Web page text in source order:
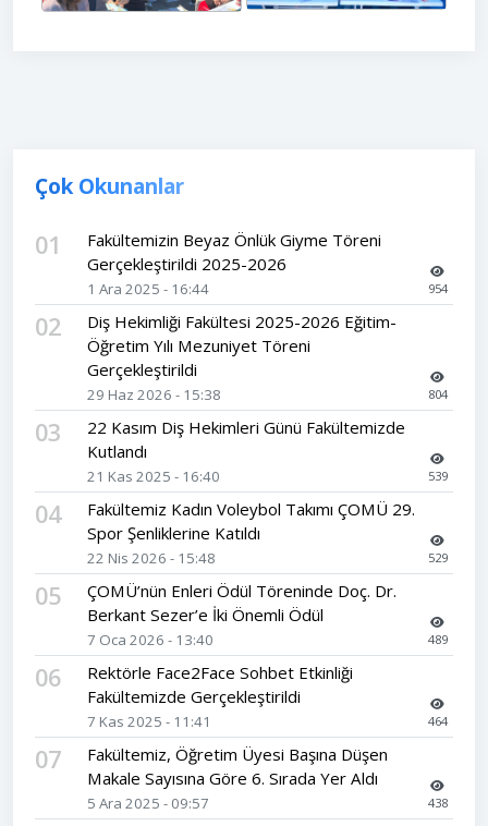
Çok Okunanlar
01
Fakültemizin Beyaz Önlük Giyme Töreni
Gerçekleştirildi 2025-2026
1 Ara 2025 - 16:44 954
02
Diş Hekimliği Fakültesi 2025-2026 Eğitim-
Öğretim Yılı Mezuniyet Töreni
Gerçekleştirildi
29 Haz 2026 - 15:38 804
03
22 Kasım Diş Hekimleri Günü Fakültemizde
Kutlandı
21 Kas 2025 - 16:40 539
04
Fakültemiz Kadın Voleybol Takımı ÇOMÜ 29.
Spor Şenliklerine Katıldı
22 Nis 2026 - 15:48 529
05
ÇOMÜ’nün Enleri Ödül Töreninde Doç. Dr.
Berkant Sezer’e İki Önemli Ödül
7 Oca 2026 - 13:40 489
06
Rektörle Face2Face Sohbet Etkinliği
Fakültemizde Gerçekleştirildi
7 Kas 2025 - 11:41 464
07
Fakültemiz, Öğretim Üyesi Başına Düşen
Makale Sayısına Göre 6. Sırada Yer Aldı
5 Ara 2025 - 09:57 438